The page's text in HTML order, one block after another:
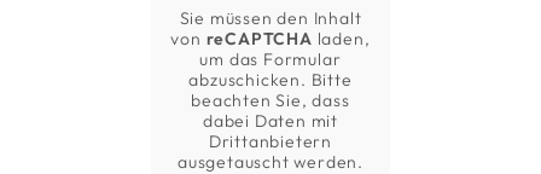
Sie müssen den Inhalt
von reCAPTCHA laden,
um das Formular
abzuschicken. Bitte
beachten Sie, dass
dabei Daten mit
Drittanbietern
ausgetauscht werden.